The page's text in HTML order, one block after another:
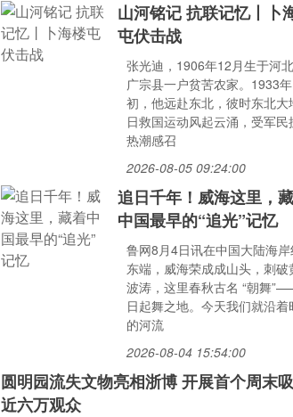
山河铭记 抗联记忆丨卜
屯伏击战
张光迪，1906年12月生于河
广宗县一户贫苦农家。1933年
初，他远赴东北，彼时东北大
日救国运动风起云涌，受军民
热潮感召
2026-08-05 09:24:00
追日千年！威海这里，
中国最早的“追光”记忆
鲁网8月4日讯在中国大陆海岸
东端，威海荣成成山头，刺破
波涛，这里春秋古名 “朝舞
日起舞之地。今天我们就沿着
的河流
2026-08-04 15:54:00
圆明园流失文物亮相浙博 开展首个周末
近六万观众